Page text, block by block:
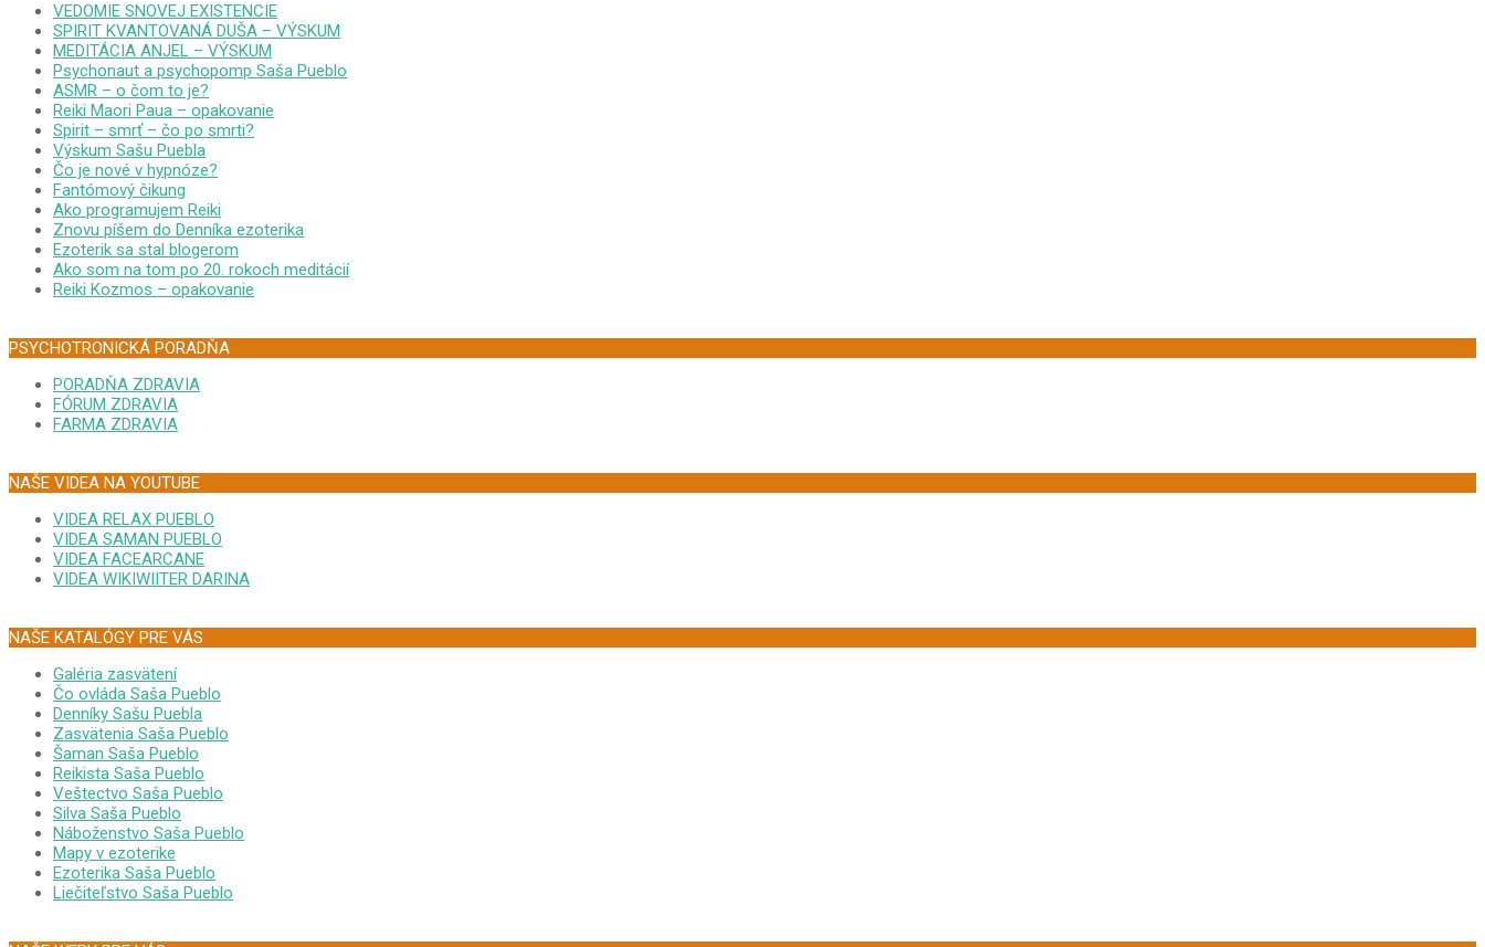
VEDOMIE SNOVEJ EXISTENCIE
SPIRIT KVANTOVANÁ DUŠA – VÝSKUM
MEDITÁCIA ANJEL – VÝSKUM
Psychonaut a psychopomp Saša Pueblo
ASMR – o čom to je?
Reiki Maori Paua – opakovanie
Spirit – smrť – čo po smrti?
Výskum Sašu Puebla
Čo je nové v hypnóze?
Fantómový čikung
Ako programujem Reiki
Znovu píšem do Denníka ezoterika
Ezoterik sa stal blogerom
Ako som na tom po 20. rokoch meditácií
Reiki Kozmos – opakovanie
PSYCHOTRONICKÁ PORADŇA
PORADŇA ZDRAVIA
FÓRUM ZDRAVIA
FARMA ZDRAVIA
NAŠE VIDEA NA YOUTUBE
VIDEA RELAX PUEBLO
VIDEA SAMAN PUEBLO
VIDEA FACEARCANE
VIDEA WIKIWIITER DARINA
NAŠE KATALÓGY PRE VÁS
Galéria zasvätení
Čo ovláda Saša Pueblo
Denníky Sašu Puebla
Zasvätenia Saša Pueblo
Šaman Saša Pueblo
Reikista Saša Pueblo
Veštectvo Saša Pueblo
Silva Saša Pueblo
Náboženstvo Saša Pueblo
Mapy v ezoterike
Ezoterika Saša Pueblo
Liečiteľstvo Saša Pueblo